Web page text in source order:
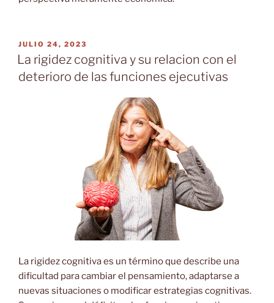
PUBLICADO
EL
JULIO 24, 2023
La rigidez cognitiva y su relacion con el
deterioro de las funciones ejecutivas
La rigidez cognitiva es un término que describe una
dificultad para cambiar el pensamiento, adaptarse a
nuevas situaciones o modificar estrategias cognitivas.